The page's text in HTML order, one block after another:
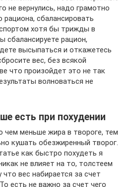
не вернулись, надо грамотно
рациона, сбалансировать
хотя бы трижды в
сбалансируете рацион,
высыпаться и откажетесь
вес, без всякой
что произойдет это не так
волноваться не
есть при похудении
чем меньше жира в твороге, тем
кушать обезжиренный творог.
как быстро похудеть я
не влияет на то, толстеем
вес набирается за счет
есть не важно за счет чего